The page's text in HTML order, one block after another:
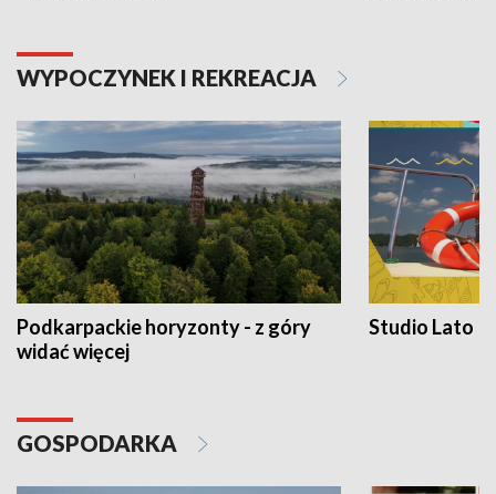
WYPOCZYNEK I REKREACJA
Podkarpackie horyzonty - z góry
widać więcej
Studio Lato
GOSPODARKA